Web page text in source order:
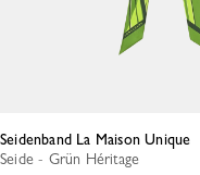
Seidenband La Maison Unique
Seide - Grün Héritage